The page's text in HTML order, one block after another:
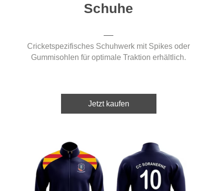
Schuhe
Cricketspezifisches Schuhwerk mit Spikes oder
Gummisohlen für optimale Traktion erhältlich.
Jetzt kaufen